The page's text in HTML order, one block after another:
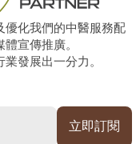
優化我們的中醫服務配
宣傳推廣。
發展出一分力。